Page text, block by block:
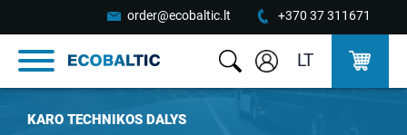
order@ecobaltic.lt +370 37 311671
LT
KARO TECHNIKOS DALYS